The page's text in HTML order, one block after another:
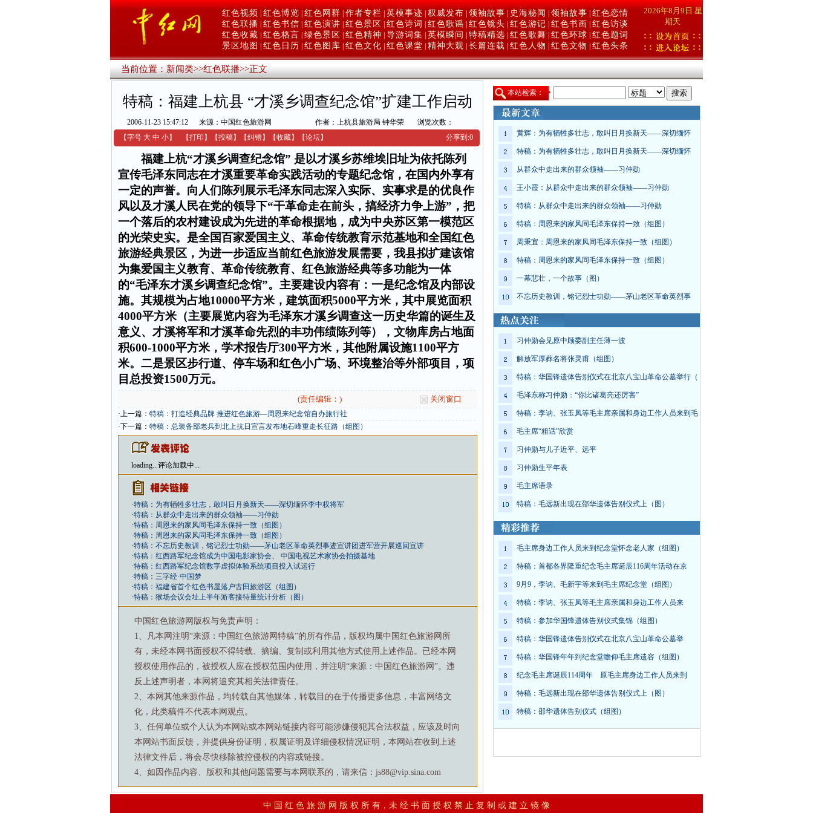
红色视频 红色博览 红色网群 作者专栏 英模事迹 权威发布 领袖故事 史海秘闻 领袖故事 红色恋情
红色联播 红色书信 红色演讲 红色景区 红色诗词 红色歌谣 红色镜头 红色游记 红色书画
红色访谈
红色收藏 红色格言 绿色景区 红色精神 导游词集 英模瞬间 特稿精选 红色歌舞 红色环球 红色题词
景区地图
红色日历 红色图库 红色文化 红色课堂 精神大观 长篇连载 红色人物 红色文物 红色头条
2026年8月9日 星
期天
当前位置：新闻类>>红色联播>>正文
特稿：福建上杭县 “才溪乡调查纪念馆”扩建工作启动
2006-11-23 15:47:12 来源：中国红色旅游网 作者：上杭县旅游局 钟华荣
浏览次数：
【字号 大 中 小】 【打印 】 【投稿】 【纠错】 【收藏】 【论坛】 分享到:0
福建上杭“才溪乡调查纪念馆” 是以才溪乡苏维埃旧址为依托陈列
宣传毛泽东同志在才溪重要革命实践活动的专题纪念馆，在国内外享有
一定的声誉。向人们陈列展示毛泽东同志深入实际、实事求是的优良作
风以及才溪人民在党的领导下“干革命走在前头，搞经济力争上游”，把
一个落后的农村建设成为先进的革命根据地，成为中央苏区第一模范区
的光荣史实。是全国百家爱国主义、革命传统教育示范基地和全国红色
旅游经典景区，为进一步适应当前红色旅游发展需要，我县拟扩建该馆
为集爱国主义教育、革命传统教育、红色旅游经典等多功能为一体
的“毛泽东才溪乡调查纪念馆”。 主要建设内容有：一是纪念馆及内部设
施。 其规模为占地10000平方米，建筑面积5000平方米，其中展览面积
4000平方米（主要展览内容为毛泽东才溪乡调查这一历史华篇的诞生及
意义、才溪将军和才溪革命先烈的丰功伟绩陈列等），文物库房占地面
积600-1000平方米，学术报告厅300平方米，其他附属设施1100平方
米。 二是景区步行道、停车场和红色小广场、环境整治等外部项目，项
目总投资1500万元。
(责任编辑：) 关闭窗口
·上一篇： 特稿：打造经典品牌 推进红色旅游—周恩来纪念馆自办旅行社
·下一篇： 特稿：总装备部老兵到北上抗日宣言发布地石峰重走长征路（组图）
loading...评论加载中...
·特稿：为有牺牲多壮志，敢叫日月换新天——深切缅怀李中权将军
·特稿：从群众中走出来的群众领袖——习仲勋
·特稿：周恩来的家风同毛泽东保持一致（组图）
·特稿：周恩来的家风同毛泽东保持一致（组图）
·特稿：不忘历史教训，铭记烈士功勋——茅山老区革命英烈事迹宣讲团进军营开展巡回宣讲
·特稿：红西路军纪念馆成为中国电影家协会、 中国电视艺术家协会拍摄基地
·特稿：红西路军纪念馆数字虚拟体验系统项目投入试运行
·特稿：三字经·中国梦
·特稿：福建省首个红色书屋落户古田旅游区（组图）
·特稿：猴场会议会址上半年游客接待量统计分析（图）
中国红色旅游网版权与免责声明：
1、凡本网注明“来源：中国红色旅游网特稿”的所有作品，版权均属中国红色旅游网所
有，未经本网书面授权不得转载、摘编、复制或利用其他方式使用上述作品。已经本网
授权使用作品的，被授权人应在授权范围内使用，并注明“来源：中国红色旅游网”。违
反上述声明者，本网将追究其相关法律责任。
2、本网其他来源作品，均转载自其他媒体，转载目的在于传播更多信息，丰富网络文
化，此类稿件不代表本网观点。
3、任何单位或个人认为本网站或本网站链接内容可能涉嫌侵犯其合法权益，应该及时向
本网站书面反馈，并提供身份证明，权属证明及详细侵权情况证明，本网站在收到上述
法律文件后，将会尽快移除被控侵权的内容或链接。
4、如因作品内容、版权和其他问题需要与本网联系的，请来信：js88@vip.sina.com
本站检索：
黄辉：为有牺牲多壮志，敢叫日月换新天——深切缅怀
特稿：为有牺牲多壮志，敢叫日月换新天——深切缅怀
从群众中走出来的群众领袖——习仲勋
王小霞：从群众中走出来的群众领袖——习仲勋
特稿：从群众中走出来的群众领袖——习仲勋
特稿：周恩来的家风同毛泽东保持一致（组图）
周秉宜：周恩来的家风同毛泽东保持一致（组图）
特稿：周恩来的家风同毛泽东保持一致（组图）
一幕悲壮，一个故事（图）
不忘历史教训，铭记烈士功勋——茅山老区革命英烈事
习仲勋会见原中顾委副主任薄一波
解放军厚葬名将张灵甫（组图）
特稿：华国锋遗体告别仪式在北京八宝山革命公墓举行（
毛泽东称习仲勋：“你比诸葛亮还厉害”
特稿：李讷、张玉凤等毛主席亲属和身边工作人员来到毛
毛主席“粗话”欣赏
习仲勋与儿子近平、远平
习仲勋生平年表
毛主席语录
特稿：毛远新出现在邵华遗体告别仪式上（图）
毛主席身边工作人员来到纪念堂怀念老人家（组图）
特稿：首都各界隆重纪念毛主席诞辰116周年活动在京
9月9，李讷、毛新宇等来到毛主席纪念堂（组图）
特稿：李讷、张玉凤等毛主席亲属和身边工作人员来
特稿：参加华国锋遗体告别仪式集锦（组图）
特稿：华国锋遗体告别仪式在北京八宝山革命公墓举
特稿：华国锋年年到纪念堂瞻仰毛主席遗容（组图）
纪念毛主席诞辰114周年 原毛主席身边工作人员来到
特稿：毛远新出现在邵华遗体告别仪式上（图）
特稿：邵华遗体告别仪式（组图）
中 国 红 色 旅 游 网 版 权 所 有，未 经 书 面 授 权 禁 止 复 制 或 建 立 镜 像